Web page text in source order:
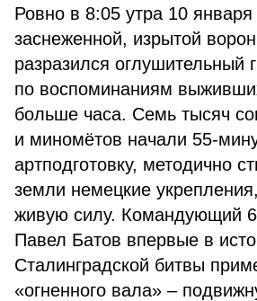
Ровно в 8:05 утра 10 января
заснеженной, изрытой
разразился оглушительный
по воспоминаниям
больше часа. Семь тысяч
и миномётов начали 55-
артподготовку, методично
земли немецкие
живую силу. Командующий
Павел Батов впервые в
Сталинградской битвы
«огненного вала» –